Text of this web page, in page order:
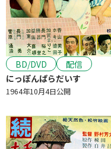
BD/DVD
配信
にっぽんぱらだいす
1964年10月4日公開